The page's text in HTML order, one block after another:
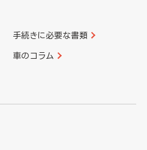
手続きに必要な書類
車のコラム